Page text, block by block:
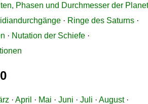
Phasen und Durchmesser der
· Ringe des Saturns ·
· Nutation der Schiefe ·
· April · Mai · Juni · Juli · August·